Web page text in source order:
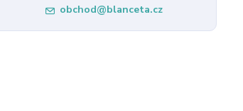
obchod@blanceta.cz